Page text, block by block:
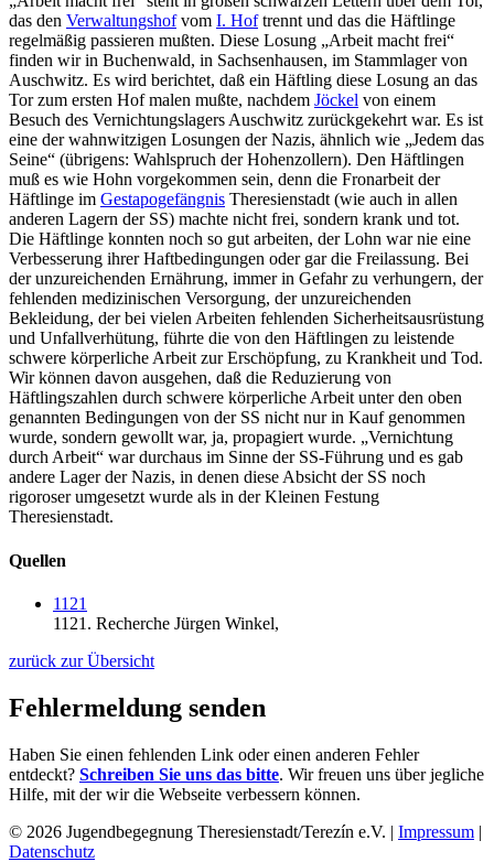
das den Verwaltungshofvom I. Hoftrennt und das die Häftlinge
regelmäßig passieren mußten. Diese Losung „Arbeit macht frei“
finden wir in Buchenwald, in Sachsenhausen, im Stammlager von
Auschwitz. Es wird berichtet, daß ein Häftling diese Losung an das
Tor zum ersten Hof malen mußte, nachdem Jöckel von einem
Besuch des Vernichtungslagers Auschwitz zurückgekehrt war. Es ist
eine der wahnwitzigen Losungen der Nazis, ähnlich wie „Jedem das
Seine“ (übrigens: Wahlspruch der Hohenzollern). Den Häftlingen
muß es wie Hohn vorgekommen sein, denn die Fronarbeit der
Häftlinge im Gestapogefängnis Theresienstadt (wie auch in allen
anderen Lagern der SS) machte nicht frei, sondern krank und tot.
Die Häftlinge konnten noch so gut arbeiten, der Lohn war nie eine
Verbesserung ihrer Haftbedingungen oder gar die Freilassung. Bei
der unzureichenden Ernährung, immer in Gefahr zu verhungern, der
fehlenden medizinischen Versorgung, der unzureichenden
Bekleidung, der bei vielen Arbeiten fehlenden Sicherheitsausrüstung
und Unfallverhütung, führte die von den Häftlingen zu leistende
schwere körperliche Arbeit zur Erschöpfung, zu Krankheit und Tod.
Wir können davon ausgehen, daß die Reduzierung von
Häftlingszahlen durch schwere körperliche Arbeit unter den oben
genannten Bedingungen von der SS nicht nur in Kauf genommen
wurde, sondern gewollt war, ja, propagiert wurde. „Vernichtung
durch Arbeit“ war durchaus im Sinne der SS-Führung und es gab
andere Lager der Nazis, in denen diese Absicht der SS noch
rigoroser umgesetzt wurde als in der Kleinen Festung
Theresienstadt.
Quellen
1121
1121. Recherche Jürgen Winkel,
zurück zur Übersicht
Fehlermeldung senden
Haben Sie einen fehlenden Link oder einen anderen Fehler
entdeckt? Schreiben Sie uns das bitte. Wir freuen uns über jegliche
Hilfe, mit der wir die Webseite verbessern können.
© 2026 Jugendbegegnung Theresienstadt/Terezín e.V. | Impressum |
Datenschutz